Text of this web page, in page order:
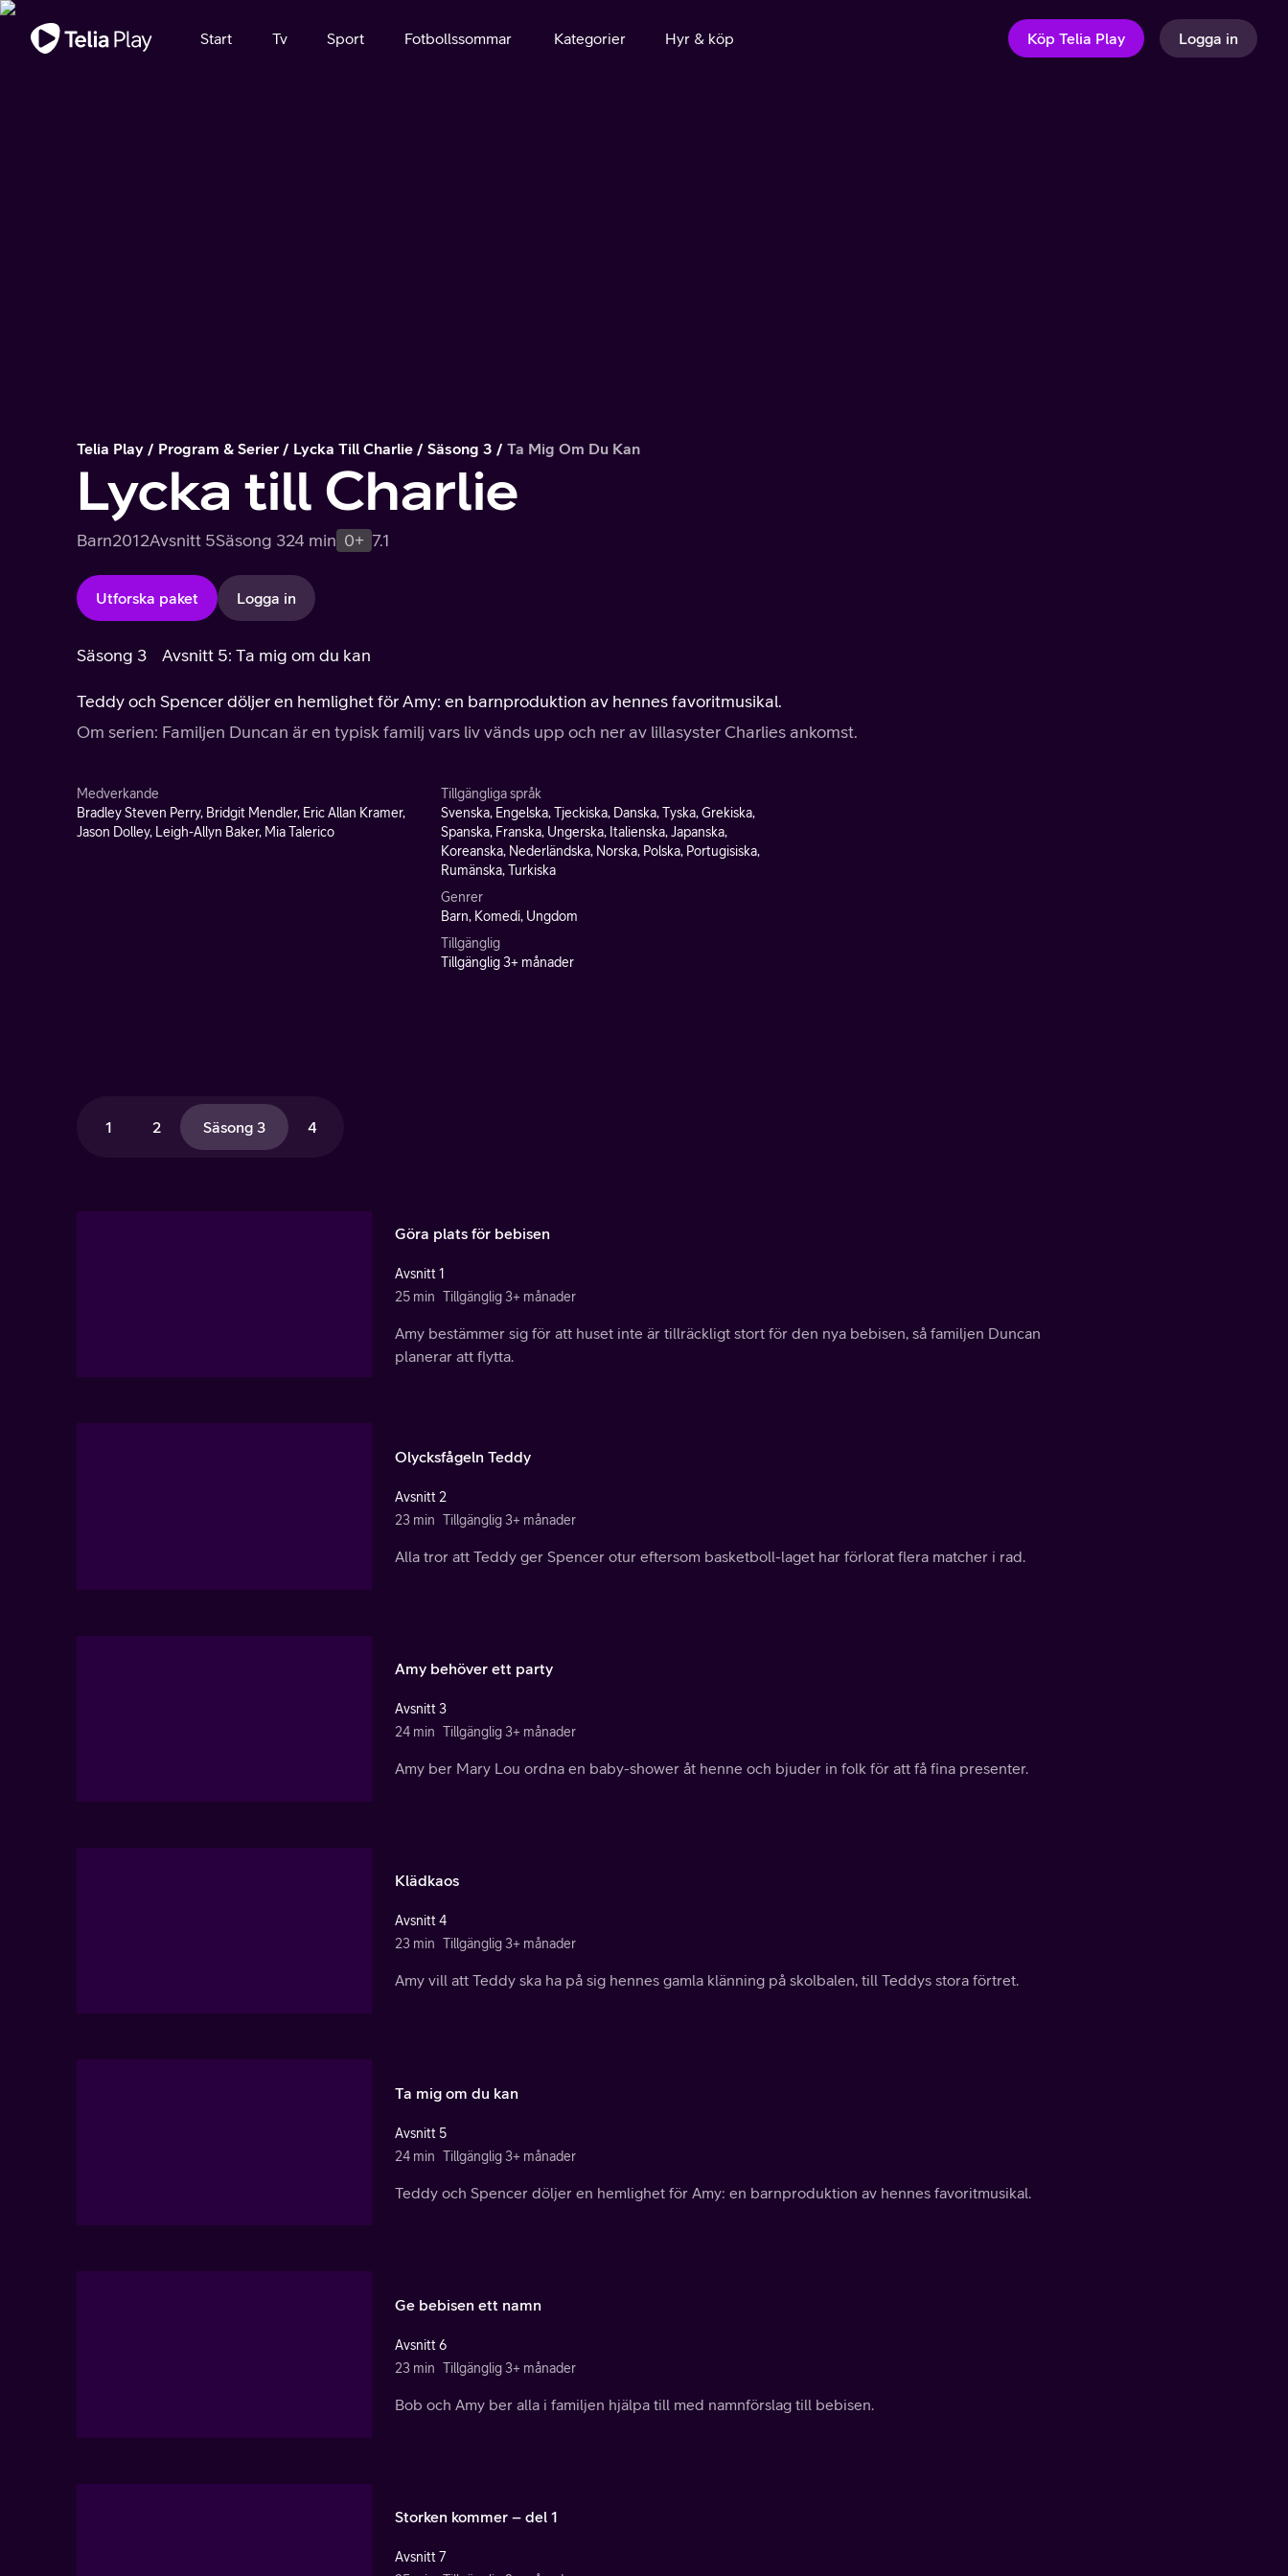
Viktigt meddelande
Start Tv Sport Fotbollssommar Kategorier Hyr & köp Köp Telia Play Logga in
Telia Play Program & Serier Lycka Till Charlie Säsong 3 Ta Mig Om Du Kan
Lycka till Charlie
Barn2012Avsnitt 5Säsong 324 min 0+ 7.1
Utforska paket Logga in
Säsong 3 Avsnitt 5: Ta mig om du kan
Teddy och Spencer döljer en hemlighet för Amy: en barnproduktion av hennes favoritmusikal.
Om serien: Familjen Duncan är en typisk familj vars liv vänds upp och ner av lillasyster Charlies ankomst.
Medverkande
Bradley Steven Perry, Bridgit Mendler, Eric Allan Kramer,
Jason Dolley, Leigh-Allyn Baker, Mia Talerico
Tillgängliga språk
Svenska, Engelska, Tjeckiska, Danska, Tyska, Grekiska,
Spanska, Franska, Ungerska, Italienska, Japanska,
Koreanska, Nederländska, Norska, Polska, Portugisiska,
Rumänska, Turkiska
Genrer
Barn, Komedi, Ungdom
Tillgänglig
Tillgänglig 3+ månader
1 2 Säsong 3 4
Göra plats för bebisen
Avsnitt 1
25 min Tillgänglig 3+ månader
Amy bestämmer sig för att huset inte är tillräckligt stort för den nya bebisen, så familjen Duncan
planerar att flytta.
Olycksfågeln Teddy
Avsnitt 2
23 min Tillgänglig 3+ månader
Alla tror att Teddy ger Spencer otur eftersom basketboll-laget har förlorat flera matcher i rad.
Amy behöver ett party
Avsnitt 3
24 min Tillgänglig 3+ månader
Amy ber Mary Lou ordna en baby-shower åt henne och bjuder in folk för att få fina presenter.
Klädkaos
Avsnitt 4
23 min Tillgänglig 3+ månader
Amy vill att Teddy ska ha på sig hennes gamla klänning på skolbalen, till Teddys stora förtret.
Ta mig om du kan
Avsnitt 5
24 min Tillgänglig 3+ månader
Teddy och Spencer döljer en hemlighet för Amy: en barnproduktion av hennes favoritmusikal.
Ge bebisen ett namn
Avsnitt 6
23 min Tillgänglig 3+ månader
Bob och Amy ber alla i familjen hjälpa till med namnförslag till bebisen.
Storken kommer – del 1
Avsnitt 7